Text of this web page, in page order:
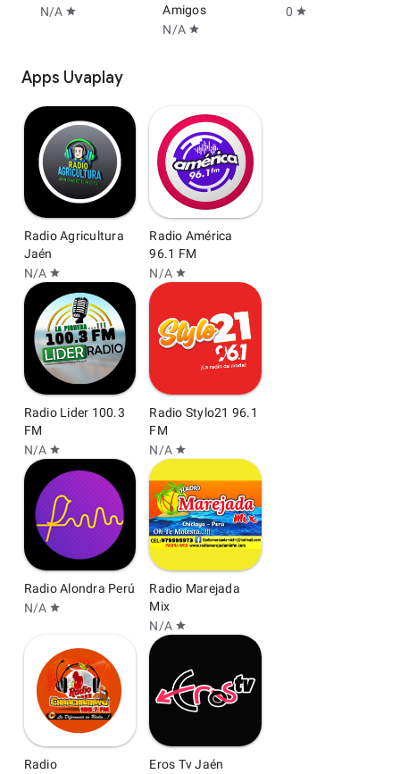
N/A star
Amigos
N/A star
0 star
Apps Uvaplay
Radio Agricultura
Jaén
N/A star
Radio América
96.1 FM
N/A star
Radio Lider 100.3
FM
N/A star
Radio Stylo21 96.1
FM
N/A star
Radio Alondra Perú
N/A star
Radio Marejada
Mix
N/A star
Radio
Eros Tv Jaén